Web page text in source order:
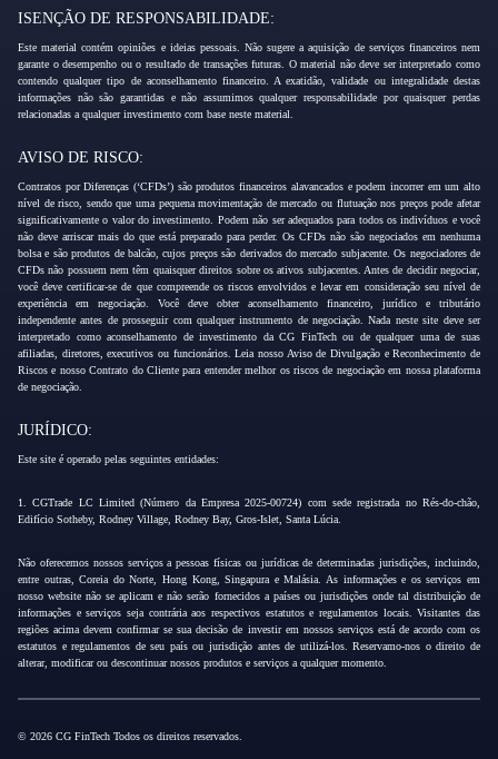
ISENÇÃO DE RESPONSABILIDADE:
Este material contém opiniões e ideias pessoais. Não sugere a aquisição de serviços financeiros nem
garante o desempenho ou o resultado de transações futuras. O material não deve ser interpretado como
contendo qualquer tipo de aconselhamento financeiro. A exatidão, validade ou integralidade destas
informações não são garantidas e não assumimos qualquer responsabilidade por quaisquer perdas
relacionadas a qualquer investimento com base neste material.
AVISO DE RISCO:
Contratos por Diferenças (‘CFDs’) são produtos financeiros alavancados e podem incorrer em um alto
nível de risco, sendo que uma pequena movimentação de mercado ou flutuação nos preços pode afetar
significativamente o valor do investimento. Podem não ser adequados para todos os indivíduos e você
não deve arriscar mais do que está preparado para perder. Os CFDs não são negociados em nenhuma
bolsa e são produtos de balcão, cujos preços são derivados do mercado subjacente. Os negociadores de
CFDs não possuem nem têm quaisquer direitos sobre os ativos subjacentes. Antes de decidir negociar,
você deve certificar-se de que compreende os riscos envolvidos e levar em consideração seu nível de
experiência em negociação. Você deve obter aconselhamento financeiro, jurídico e tributário
independente antes de prosseguir com qualquer instrumento de negociação. Nada neste site deve ser
interpretado como aconselhamento de investimento da CG FinTech ou de qualquer uma de suas
afiliadas, diretores, executivos ou funcionários. Leia nosso Aviso de Divulgação e Reconhecimento de
Riscos e nosso Contrato do Cliente para entender melhor os riscos de negociação em nossa plataforma
de negociação.
JURÍDICO:
Este site é operado pelas seguintes entidades:
1. CGTrade LC Limited (Número da Empresa 2025-00724) com sede registrada no Rés-do-chão,
Edifício Sotheby, Rodney Village, Rodney Bay, Gros-Islet, Santa Lúcia.
Não oferecemos nossos serviços a pessoas físicas ou jurídicas de determinadas jurisdições, incluindo,
entre outras, Coreia do Norte, Hong Kong, Singapura e Malásia. As informações e os serviços em
nosso website não se aplicam e não serão fornecidos a países ou jurisdições onde tal distribuição de
informações e serviços seja contrária aos respectivos estatutos e regulamentos locais. Visitantes das
regiões acima devem confirmar se sua decisão de investir em nossos serviços está de acordo com os
estatutos e regulamentos de seu país ou jurisdição antes de utilizá-los. Reservamo-nos o direito de
alterar, modificar ou descontinuar nossos produtos e serviços a qualquer momento.
© 2026 CG FinTech Todos os direitos reservados.